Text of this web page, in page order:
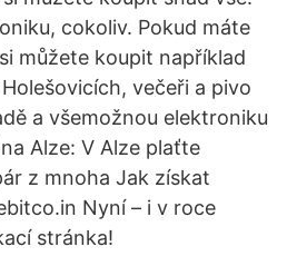
cokoliv. Pokud máte
můžete koupit například
večeři a pivo
a všemožnou elektroniku
Alze: V Alze plaťte
z mnoha Jak získat
Nyní – i v roce
stránka!